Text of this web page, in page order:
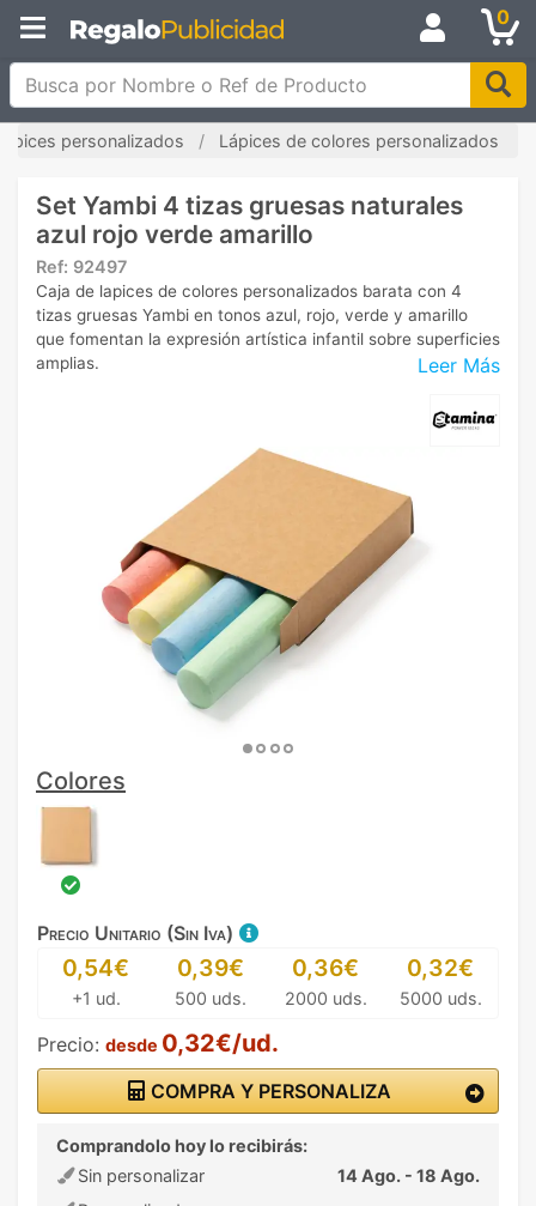
0
Busca por Nombre o Ref de Producto
personalizados Lápices de colores personalizados
Set Yambi 4 tizas gruesas naturales
azul rojo verde amarillo
Ref: 92497
Leer Más
Caja de lapices de colores personalizados barata con 4
tizas gruesas Yambi en tonos azul, rojo, verde y amarillo
que fomentan la expresión artística infantil sobre superficies
amplias.
Colores
Precio Unitario (Sin Iva)
0,54€
+1 ud.
0,39€
500 uds.
0,36€
2000 uds.
0,32€
5000 uds.
Precio: desde 0,32€/ud.
COMPRA Y PERSONALIZA
Comprandolo hoy lo recibirás:
Sin personalizar
14 Ago. - 18 Ago.